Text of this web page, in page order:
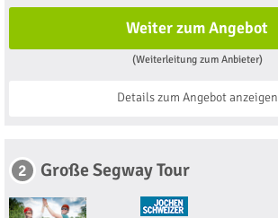
Weiter zum Angebot
(Weiterleitung zum Anbieter)
Details zum Angebotanzeigen
2 Große Segway Tour